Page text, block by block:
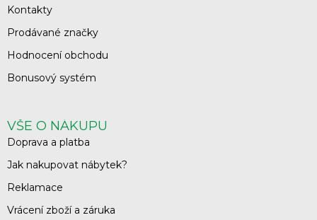
Kontakty
Prodávané značky
Hodnocení obchodu
Bonusový systém
VŠE O NÁKUPU
Doprava a platba
Jak nakupovat nábytek?
Reklamace
Vrácení zboží a záruka